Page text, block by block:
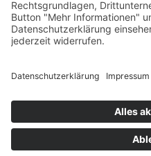
Suche nach
Für Eltern
Kita-Gespräche
Ausbildung
Presse
Copyright © 2023 |